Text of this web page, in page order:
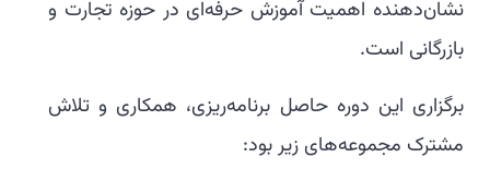
نشان‌دهنده اهمیت آموزش حرفه‌ای در حوزه تجارت و
بازرگانی است.
برگزاری این دوره حاصل برنامه‌ریزی، همکاری و تلاش
مشترک مجموعه‌های زیر بود: